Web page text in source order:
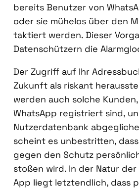
bereits Benut­zer von
oder sie mühe­los über den
tak­tiert wer­den. Die­ser
Daten­schüt­zern die
Der Zugriff auf Ihr
Zukunft als ris­kant
wer­den auch sol­che
Whats­App regis­triert sind,
Nut­zer­da­ten­bank
scheint es unbe­strit­ten,
gegen den Schutz
sto­ßen wird. In der Natur
App liegt letzt­end­lich, dass